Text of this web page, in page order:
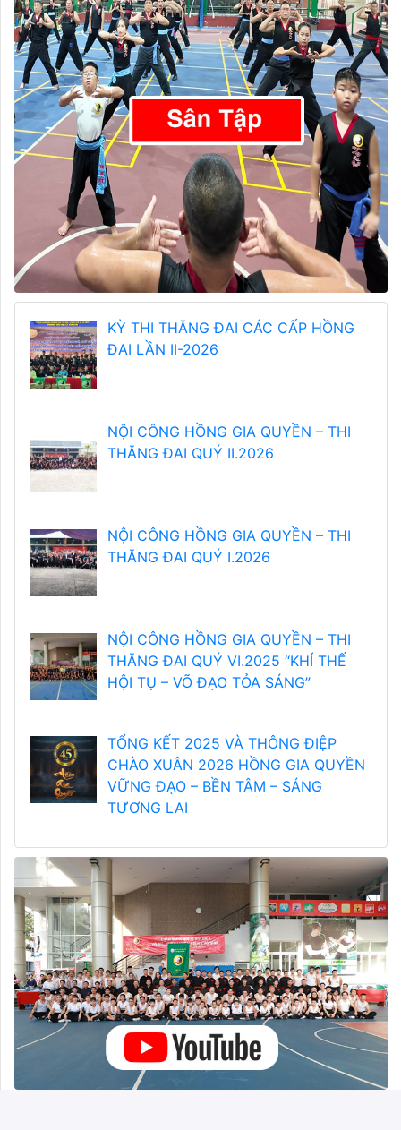
KỲ THI THĂNG ĐAI CÁC CẤP HỒNG
ĐAI LẦN II-2026
NỘI CÔNG HỒNG GIA QUYỀN – THI
THĂNG ĐAI QUÝ II.2026
NỘI CÔNG HỒNG GIA QUYỀN – THI
THĂNG ĐAI QUÝ I.2026
NỘI CÔNG HỒNG GIA QUYỀN – THI
THĂNG ĐAI QUÝ VI.2025 “KHÍ THẾ
HỘI TỤ – VÕ ĐẠO TỎA SÁNG”
TỔNG KẾT 2025 VÀ THÔNG ĐIỆP
CHÀO XUÂN 2026 HỒNG GIA QUYỀN
VỮNG ĐẠO – BỀN TÂM – SÁNG
TƯƠNG LAI